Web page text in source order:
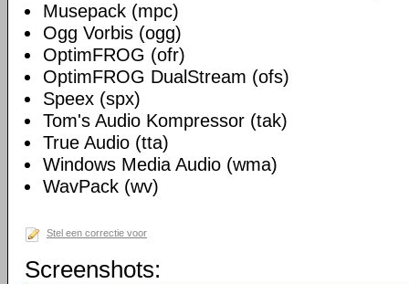
Musepack (mpc)
Ogg Vorbis (ogg)
OptimFROG (ofr)
OptimFROG DualStream (ofs)
Speex (spx)
Tom's Audio Kompressor (tak)
True Audio (tta)
Windows Media Audio (wma)
WavPack (wv)
Stel een correctie voor
Screenshots: